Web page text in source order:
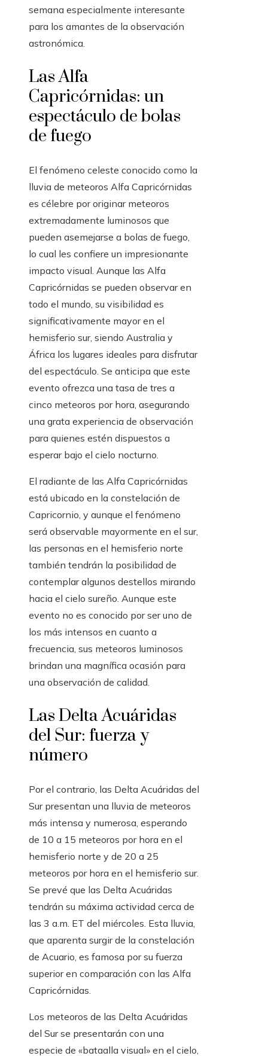
semana especialmente interesante
para los amantes de la observación
astronómica.
Las Alfa
Capricórnidas: un
espectáculo de bolas
de fuego
El fenómeno celeste conocido como la
lluvia de meteoros Alfa Capricórnidas
es célebre por originar meteoros
extremadamente luminosos que
pueden asemejarse a bolas de fuego,
lo cual les confiere un impresionante
impacto visual. Aunque las Alfa
Capricórnidas se pueden observar en
todo el mundo, su visibilidad es
significativamente mayor en el
hemisferio sur, siendo Australia y
África los lugares ideales para disfrutar
del espectáculo. Se anticipa que este
evento ofrezca una tasa de tres a
cinco meteoros por hora, asegurando
una grata experiencia de observación
para quienes estén dispuestos a
esperar bajo el cielo nocturno.
El radiante de las Alfa Capricórnidas
está ubicado en la constelación de
Capricornio, y aunque el fenómeno
será observable mayormente en el sur,
las personas en el hemisferio norte
también tendrán la posibilidad de
contemplar algunos destellos mirando
hacia el cielo sureño. Aunque este
evento no es conocido por ser uno de
los más intensos en cuanto a
frecuencia, sus meteoros luminosos
brindan una magnífica ocasión para
una observación de calidad.
Las Delta Acuáridas
del Sur: fuerza y
número
Por el contrario, las Delta Acuáridas del
Sur presentan una lluvia de meteoros
más intensa y numerosa, esperando
de 10 a 15 meteoros por hora en el
hemisferio norte y de 20 a 25
meteoros por hora en el hemisferio sur.
Se prevé que las Delta Acuáridas
tendrán su máxima actividad cerca de
las 3 a.m. ET del miércoles. Esta lluvia,
que aparenta surgir de la constelación
de Acuario, es famosa por su fuerza
superior en comparación con las Alfa
Capricórnidas.
Los meteoros de las Delta Acuáridas
del Sur se presentarán con una
especie de «bataalla visual» en el cielo,